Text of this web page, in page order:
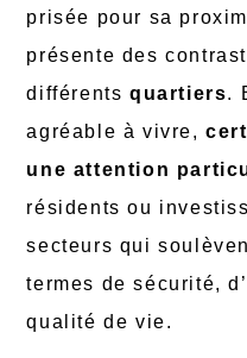
prisée pour sa
présente des
différentsquartiers.
agréable à vivre,
une attention
résidents ou
secteurs qui
termes de sécurité,
qualité de vie.